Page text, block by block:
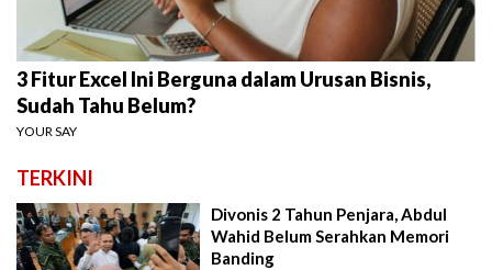
3 Fitur Excel Ini Berguna dalam Urusan Bisnis,
Sudah Tahu Belum?
YOUR SAY
TERKINI
Divonis 2 Tahun Penjara, Abdul
Wahid Belum Serahkan Memori
Banding